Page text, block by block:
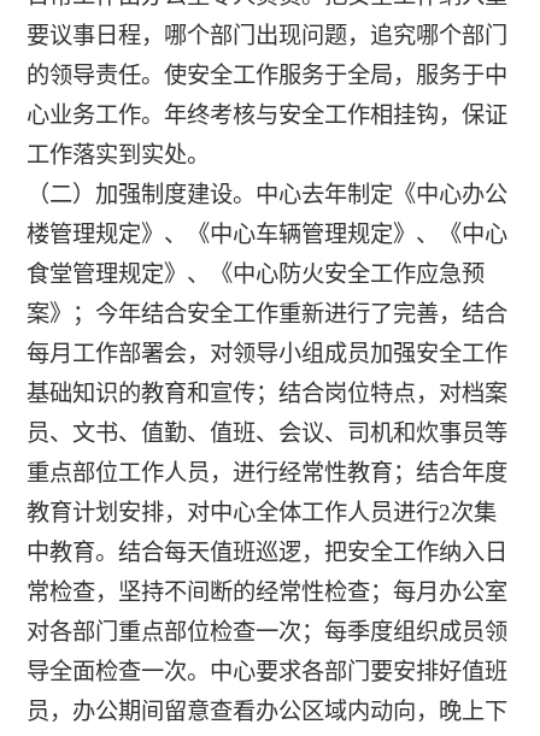
要议事日程，哪个部门出现问题，追究哪个部门
的领导责任。使安全工作服务于全局，服务于中
心业务工作。年终考核与安全工作相挂钩，保证
工作落实到实处。
（二）加强制度建设。中心去年制定《中心办公
楼管理规定》、《中心车辆管理规定》、《中心
食堂管理规定》、《中心防火安全工作应急预
案》；今年结合安全工作重新进行了完善，结合
每月工作部署会，对领导小组成员加强安全工作
基础知识的教育和宣传；结合岗位特点，对档案
员、文书、值勤、值班、会议、司机和炊事员等
重点部位工作人员，进行经常性教育；结合年度
教育计划安排，对中心全体工作人员进行2次集
中教育。结合每天值班巡逻，把安全工作纳入日
常检查，坚持不间断的经常性检查；每月办公室
对各部门重点部位检查一次；每季度组织成员领
导全面检查一次。中心要求各部门要安排好值班
员，办公期间留意查看办公区域内动向，晚上下